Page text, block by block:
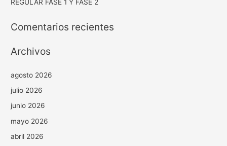
REGULAR FASE 1 Y FASE 2
Comentarios recientes
Archivos
agosto 2026
julio 2026
junio 2026
mayo 2026
abril 2026